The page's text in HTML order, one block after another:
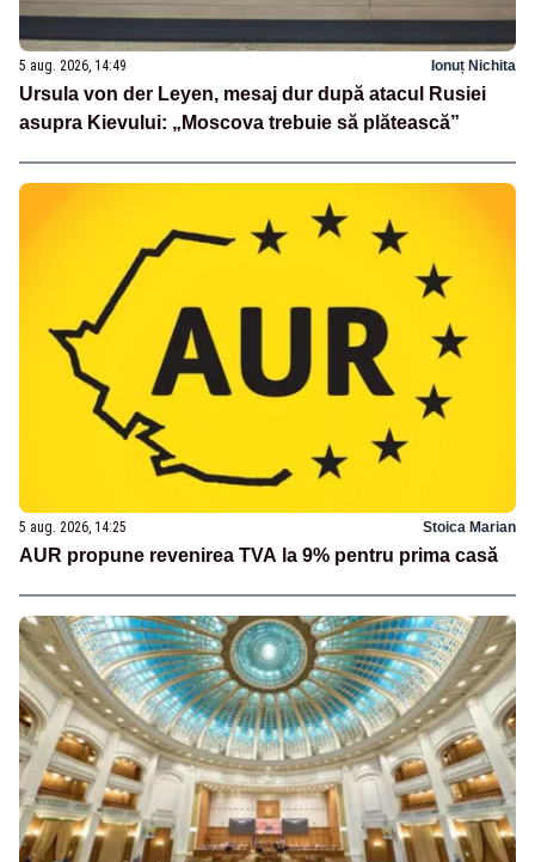
5 aug. 2026, 14:49 Ionuț Nichita
Ursula von der Leyen, mesaj dur după atacul Rusiei
asupra Kievului: „Moscova trebuie să plătească”
5 aug. 2026, 14:25 Stoica Marian
AUR propune revenirea TVA la 9% pentru prima casă